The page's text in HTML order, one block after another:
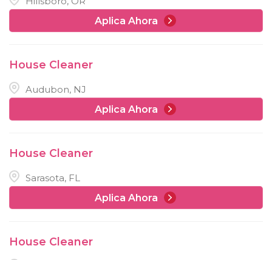
Aplica Ahora
House Cleaner
Audubon, NJ
Aplica Ahora
House Cleaner
Sarasota, FL
Aplica Ahora
House Cleaner